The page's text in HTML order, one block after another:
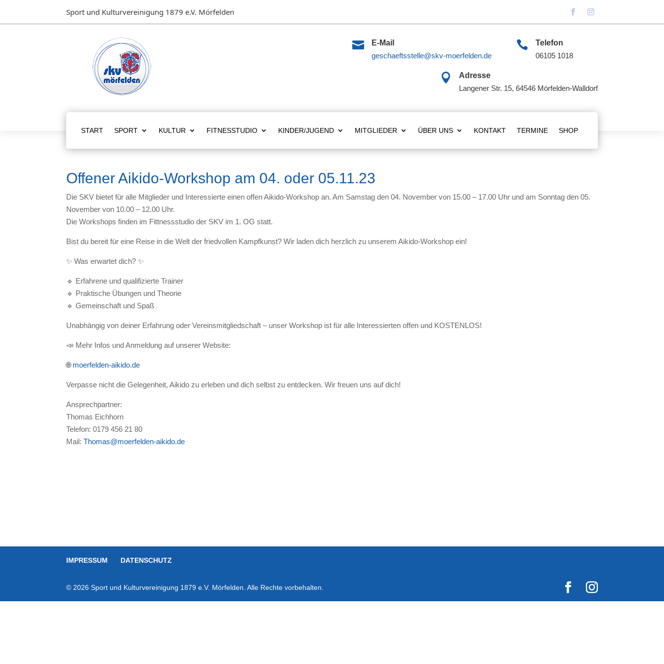
Sport und Kulturvereinigung 1879 e.V. Mörfelden

E-Mail
geschaeftsstelle@skv-moerfelden.de

Telefon
06105 1018

Adresse
Langener Str. 15, 64546 Mörfelden-Walldorf
START SPORT KULTUR FITNESSTUDIO KINDER/JUGEND MITGLIEDER ÜBER UNS KONTAKT TERMINE SHOP
Offener Aikido-Workshop am 04. oder 05.11.23
Die SKV bietet für alle Mitglieder und Interessierte einen offen Aikido-Workshop an. Am Samstag den 04. November von 15.00 – 17.00 Uhr und am Sonntag den 05.
November von 10.00 – 12.00 Uhr.
Die Workshops finden im Fittnessstudio der SKV im 1. OG statt.
Bist du bereit für eine Reise in die Welt der friedvollen Kampfkunst? Wir laden dich herzlich zu unserem Aikido-Workshop ein!
✨ Was erwartet dich? ✨
🔹 Erfahrene und qualifizierte Trainer
🔹 Praktische Übungen und Theorie
🔹 Gemeinschaft und Spaß
Unabhängig von deiner Erfahrung oder Vereinsmitgliedschaft – unser Workshop ist für alle Interessierten offen und KOSTENLOS!
📣 Mehr Infos und Anmeldung auf unserer Website:
🌐moerfelden-aikido.de
Verpasse nicht die Gelegenheit, Aikido zu erleben und dich selbst zu entdecken. Wir freuen uns auf dich!
Ansprechpartner:
Thomas Eichhorn
Telefon: 0179 456 21 80
Mail:Thomas@moerfelden-aikido.de
IMPRESSUM DATENSCHUTZ
© 2026 Sport und Kulturvereinigung 1879 e.V. Mörfelden. Alle Rechte vorbehalten.